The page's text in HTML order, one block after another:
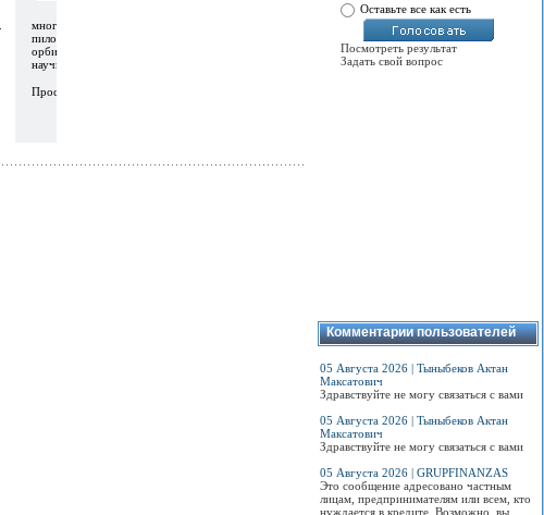
многоцелевого постояннодействующего
пилотируемого комплекса. Специализированные
орбитальные модули станции «Мир» имеют
научное и народнохозяйственное значение...
Просмотров:
продемонстрирован
первый реально работающий электронный
компьютер ENIAC I (Electrical Numerical
Integrator And Calculator)...
Оставьте все как есть
Посмотреть результат
Задать свой вопрос
Комментарии пользователей
05 Августа 2026 | Тыныбеков Актан
Максатович
Здравствуйте не могу связаться с вами
05 Августа 2026 | Тыныбеков Актан
Максатович
Здравствуйте не могу связаться с вами
05 Августа 2026 | GRUPFINANZAS
Это сообщение адресовано частным
лицам, предпринимателям или всем, кто
нуждается в кредите. Возможно, вы